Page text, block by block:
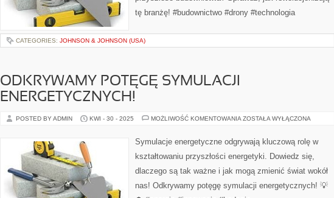
tę branżę! #budownictwo #drony #technologia
CATEGORIES: JOHNSON & JOHNSON (USA)
ODKRYWAMY POTĘGĘ SYMULACJI
ENERGETYCZNYCH!
POSTED BY ADMIN KWI - 30 - 2025 MOŻLIWOŚĆ KOMENTOWANIA ODKRYWAMY
ENERGETYCZNYCH!
ZOSTAŁA WYŁĄCZONA
Symulacje energetyczne odgrywają kluczową rolę w
kształtowaniu przyszłości energetyki. Dowiedz się,
dlaczego są tak ważne i jak mogą zmienić świat wokół
nas! Odkrywamy potęgę symulacji energetycznych! 💡